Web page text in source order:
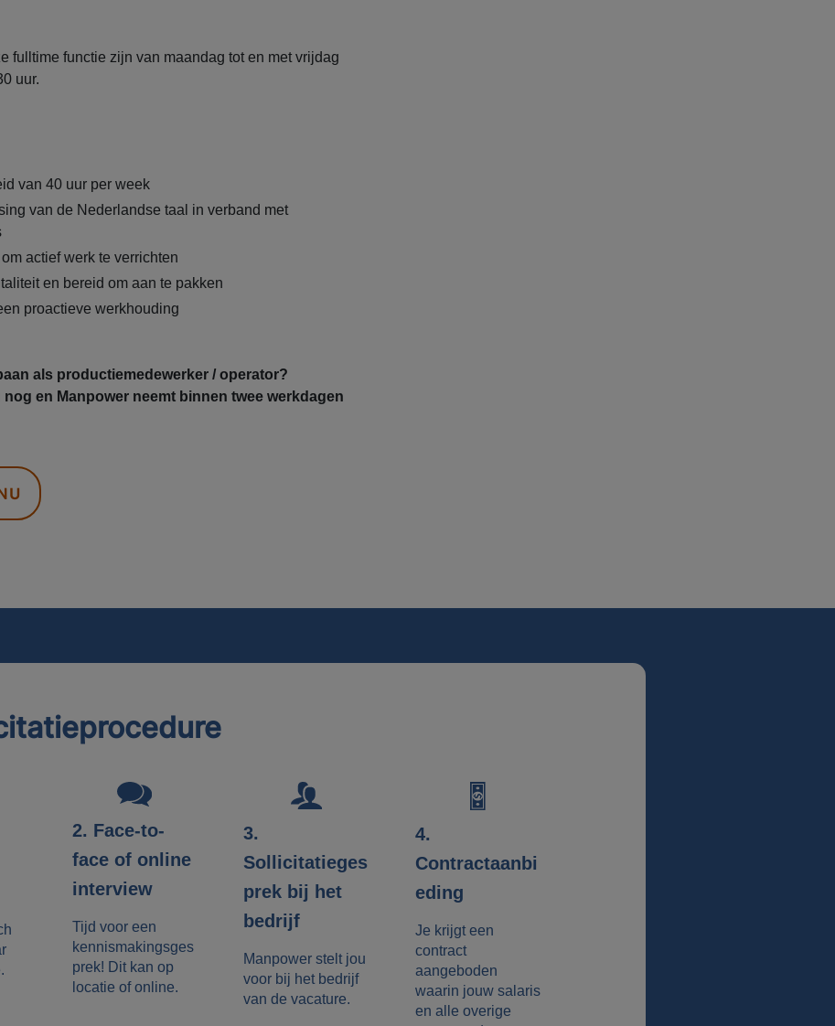
fulltime functie zijn van maandag tot en met vrijdag
uur.
van 40 uur per week
van de Nederlandse taal in verband met
actief werk te verrichten
en bereid om aan te pakken
proactieve werkhouding
als productiemedewerker / operator?
en Manpower neemt binnen twee werkdagen
2. Face-to-
face of online
interview
Tijd voor een
kennismakingsges
prek! Dit kan op
locatie of online.
3.
Sollicitatieges
prek bij het
bedrijf
Manpower stelt jou
voor bij het bedrijf
van de vacature.
4.
Contractaanbi
eding
Je krijgt een
contract
aangeboden
waarin jouw salaris
en alle overige